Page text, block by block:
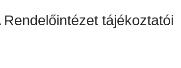
Rendelőintézet tájékoztatói